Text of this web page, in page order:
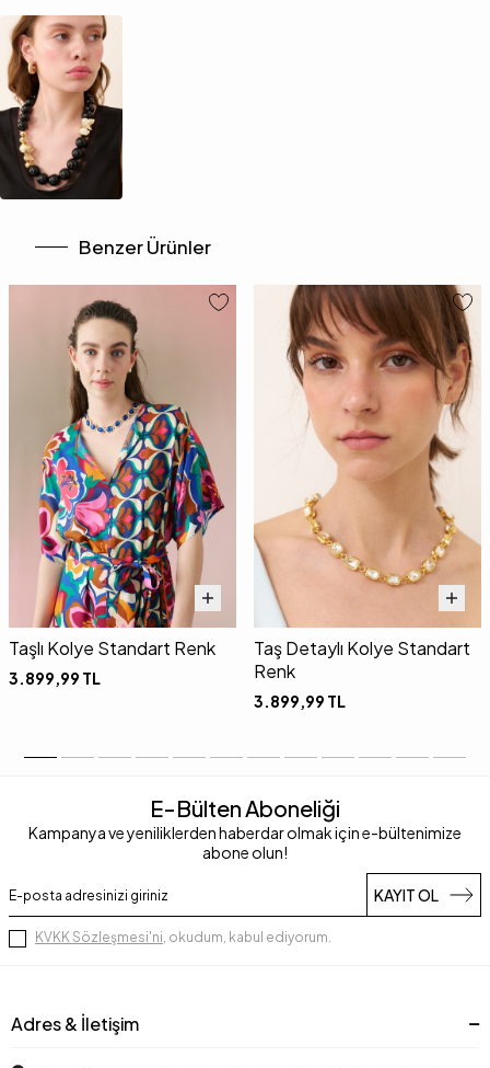
Benzer Ürünler
Taşlı Kolye Standart Renk
3.899,99 TL
Taş Detaylı Kolye Standart
Renk
3.899,99 TL
E-Bülten Aboneliği
Kampanya ve yeniliklerden haberdar olmak için e-bültenimize
abone olun!
KAYIT OL
KVKK Sözleşmesi'ni, okudum, kabul ediyorum.
Adres & İletişim